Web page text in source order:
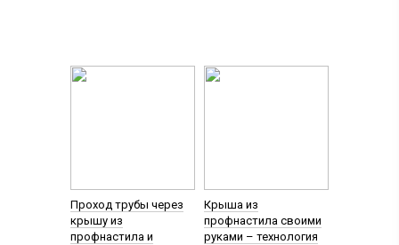
Проход трубы через
крышу из
профнастила и
Крыша из
профнастила своими
руками – технология